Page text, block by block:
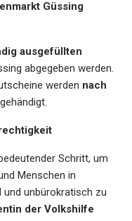
Güssing
ausgefüllten
abgegeben werden.
werden nach
Schritt, um
Menschen in
unbürokratisch zu
der Volkshilfe